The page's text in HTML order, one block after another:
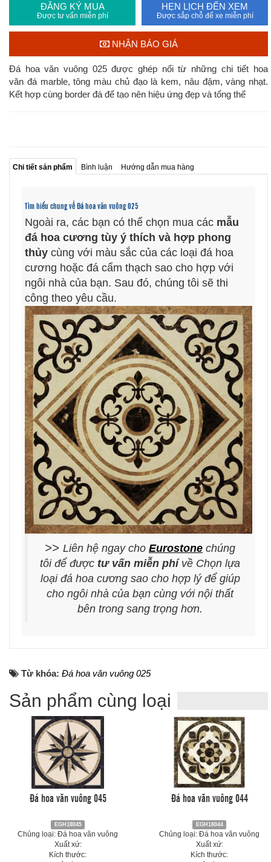
ĐĂNG KÝ MUA
Được tư vấn miễn phí
HẸN LỊCH ĐẾN XEM
Được sắp chỗ để xe miễn phí
NHẬN BÁO GIÁ
Đá hoa văn vuông 025 được ghép nối từ những chi tiết hoa
văn đá marble, tông màu chủ đạo là kem, nâu đậm, vàng nhạt.
Kết hợp cùng border đá để tạo nên hiệu ứng đẹp và tổng thể
Chi tiết sản phẩm Bình luận Hướng dẫn mua hàng
Tìm hiểu chung về Đá hoa văn vuông 025
Ngoài ra, các bạn có thể chọn mua các mẫu
đá hoa cương tùy ý thích và hợp phong
thủy cùng với màu sắc của các loại đá hoa
cương hoặc đá cẩm thạch sao cho hợp với
ngôi nhà của bạn. Sau đó, chúng tôi sẽ thi
công theo yêu cầu.
>> Liên hệ ngay cho Eurostone chúng
tôi để được tư vấn miễn phívề Chọn lựa
loại đá hoa cương sao cho hợp lý để giúp
cho ngôi nhà của bạn cùng với nội thất
bên trong sang trọng hơn.
Từ khóa: Đá hoa văn vuông 025
Sản phẩm cùng loại
Đá hoa văn vuông 045
EGH18045
Chủng loại: Đá hoa văn vuông
Xuất xứ:
Kích thước:
Đá hoa văn vuông 044
EGH18044
Chủng loại: Đá hoa văn vuông
Xuất xứ:
Kích thước: